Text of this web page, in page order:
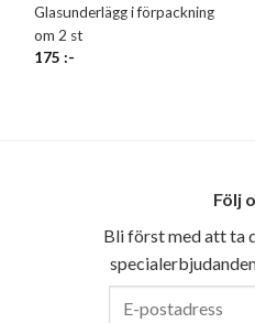
Glasunderlägg i förpackning
om 2 st
175:-
Följ
Bli först med att ta